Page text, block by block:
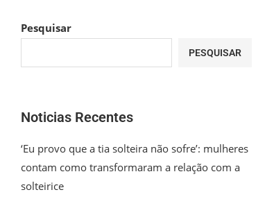
Pesquisar
PESQUISAR
Noticias Recentes
‘Eu provo que a tia solteira não sofre’: mulheres
contam como transformaram a relação com a
solteirice